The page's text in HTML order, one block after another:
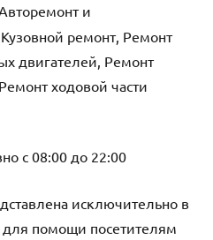
и
ремонт, Ремонт
двигателей, Ремонт
ходовой части
с 08:00 до 22:00
исключительно в
помощи посетителям